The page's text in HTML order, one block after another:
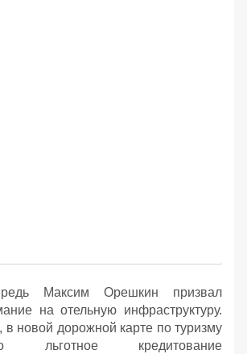
Максим Орешкин призвал
на отельную инфраструктуру.
в новой дорожной карте по туризму
льготное кредитование